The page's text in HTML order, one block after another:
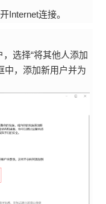
Internet连接。
选择“将其他人添加
中，添加新用户并为